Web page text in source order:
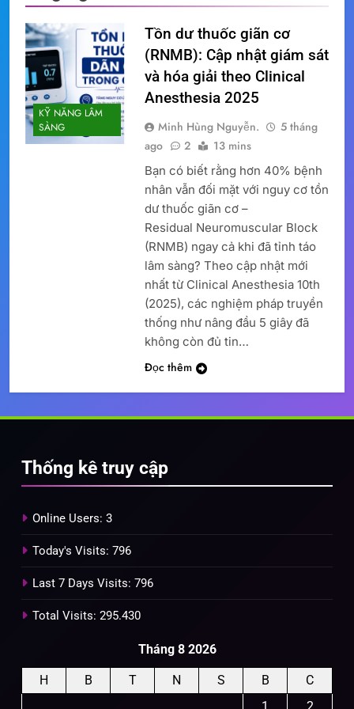
KỸ NĂNG LÂM
SÀNG
Tồn dư thuốc giãn cơ
(RNMB): Cập nhật giám sát
và hóa giải theo Clinical
Anesthesia 2025
Minh Hùng Nguyễn.
5 tháng
ago
2 13 mins
Bạn có biết rằng hơn 40% bệnh
nhân vẫn đối mặt với nguy cơ tồn
dư thuốc giãn cơ –
Residual Neuromuscular Block
(RNMB) ngay cả khi đã tỉnh táo
lâm sàng? Theo cập nhật mới
nhất từ Clinical Anesthesia 10th
(2025), các nghiệm pháp truyền
thống như nâng đầu 5 giây đã
không còn đủ tin…
Đọc thêm
Thống kê truy cập
Online Users: 3
Today's Visits: 796
Last 7 Days Visits: 796
Total Visits: 295.430
Tháng 8 2026
H B T N S B
C